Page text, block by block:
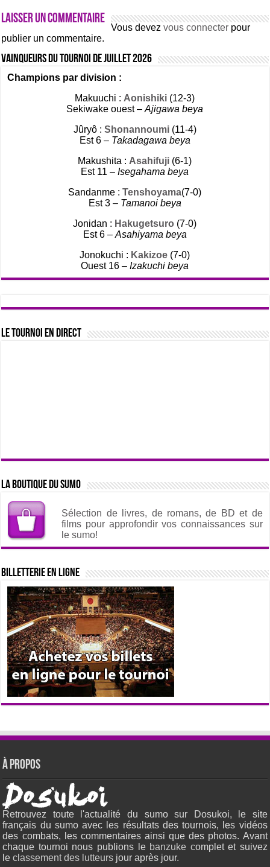
Laisser un commentaire
Vous devezvous connecter pour
publier un commentaire.
Vainqueurs du tournoi de Juillet 2026
Champions par division :
Makuuchi : Aonishiki (12-3)
Sekiwake ouest –Ajigawa beya
Jûryô : Shonannoumi (11-4)
Est 6 – Takadagawa beya
Makushita : Asahifuji (6-1)
Est 11 –Isegahama beya
Sandanme :Tenshoyama(7-0)
Est 3 – Tamanoi beya
Jonidan : Hakugetsuro (7-0)
Est 6 – Asahiyama beya
Jonokuchi : Kakizoe (7-0)
Ouest 16 –Izakuchi beya
Le tournoi en direct
La boutique du sumo
Sélection de livres, de romans, de BD et de
films pour approfondir vos connaissances sur
le sumo!
Billetterie en ligne
À propos
Retrouvez toute l'actualité du sumo sur Dosukoi, le site
français du sumo avec les résultats des tournois, les vidéos
des combats, les commentaires ainsi que des photos. Avant
chaque tournoi nous publions le banzuke complet et suivez
leclassement des lutteurs jour après jour.